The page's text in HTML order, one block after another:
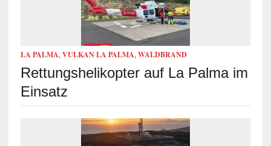
LA PALMA, VULKAN LA PALMA, WALDBRAND
Rettungshelikopter auf La Palma im
Einsatz